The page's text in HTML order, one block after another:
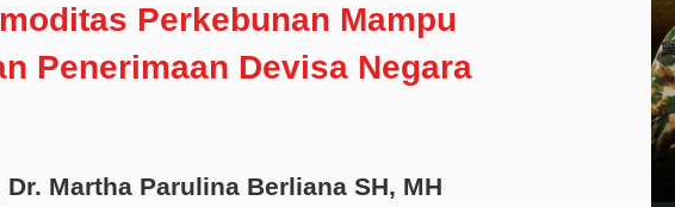
Perkebunan Mampu
Penerimaan Devisa Negara
Martha Parulina Berliana SH, MH